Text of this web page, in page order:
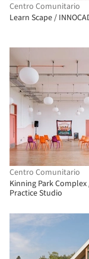
Centro Comunitario
Learn Scape /
Centro Comunitario
Kinning Park Complex
Practice Studio